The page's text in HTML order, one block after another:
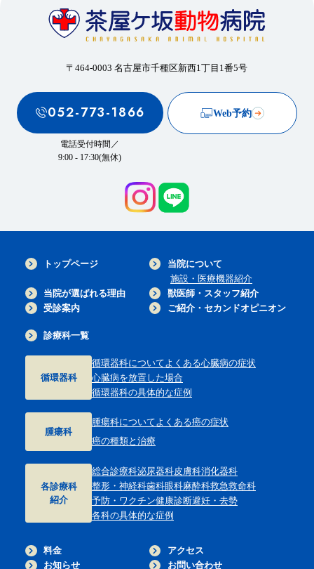
〒464-0003 名古屋市千種区新西1丁目1番5号
052-773-1866
電話受付時間／
9:00 - 17:30(無休)
Web予約
トップページ
当院について
施設・医療機器紹介
当院が選ばれる理由
獣医師・スタッフ紹介
受診案内
ご紹介・セカンドオピニオン
診療科一覧
循環器科
循環器科について よくある心臓病の症状
心臓病を放置した場合
循環器科の具体的な症例
腫瘍科
腫瘍科について よくある癌の症状
癌の種類と治療
各診療科
紹介
総合診療科泌尿器科皮膚科消化器科
整形・神経科歯科眼科麻酔科救急救命科
予防・ワクチン健康診断避妊・去勢
各科の具体的な症例
料金
アクセス
お知らせ
お問い合わせ